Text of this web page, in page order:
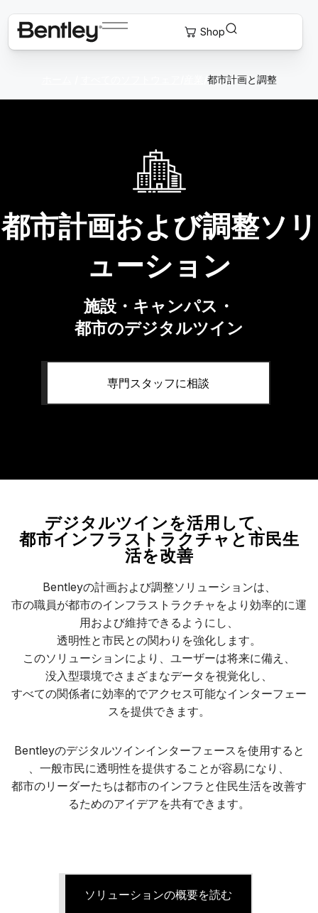
都市計画と調整
都市計画および調整ソリ
ューション
施設・キャンパス・
都市のデジタルツイン
専門スタッフに相談
デジタルツインを活用して、
都市インフラストラクチャと市民生
活を改善
Bentleyの計画および調整ソリューションは、
市の職員が都市のインフラストラクチャをより効率的に運
用および維持できるようにし、
透明性と市民との関わりを強化します。
このソリューションにより、ユーザーは将来に備え、
没入型環境でさまざまなデータを視覚化し、
すべての関係者に効率的でアクセス可能なインターフェー
スを提供できます。
Bentleyのデジタルツインインターフェースを使用すると
、一般市民に透明性を提供することが容易になり、
都市のリーダーたちは都市のインフラと住民生活を改善す
るためのアイデアを共有できます。
ソリューションの概要を読む